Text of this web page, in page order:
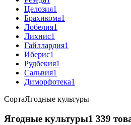
Целозия1
Брахикома1
Лобелия1
Лихнис1
Гайллардия1
Иберис1
Рудбекия1
Сальвия1
Диморфотека1
СортаЯгодные культуры
Ягодные культуры1 339